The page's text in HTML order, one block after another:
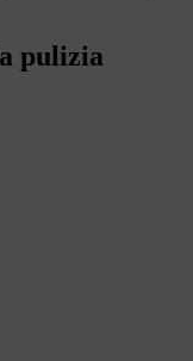
pulizia